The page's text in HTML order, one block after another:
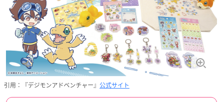
引用：『デジモンアドベンチャー』 公式サイト